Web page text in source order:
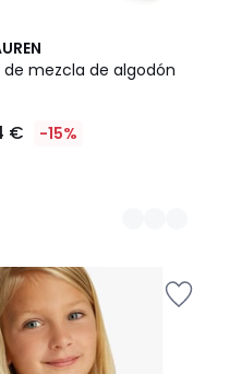
de mezcla de algodón
€ -15%